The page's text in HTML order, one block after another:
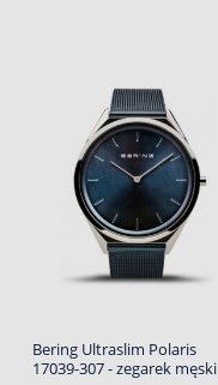
Bering Ultraslim Polaris
17039-307 - zegarek męski